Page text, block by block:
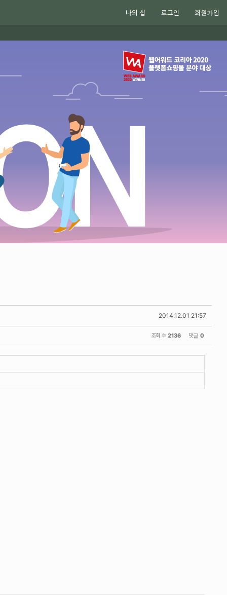
나의 샵 로그인 회원가입
2014.12.01 21:57
조회 수 2136 댓글 0